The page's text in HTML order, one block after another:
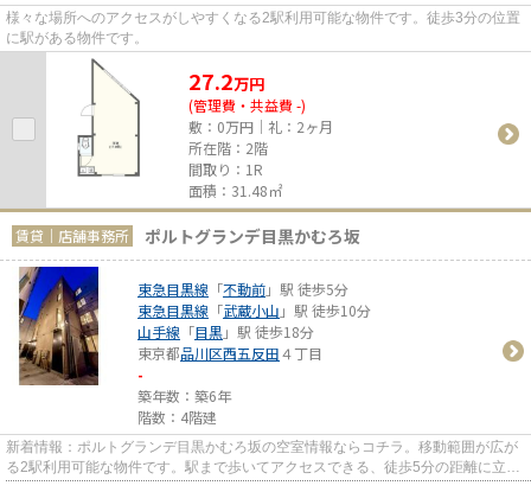
様々な場所へのアクセスがしやすくなる2駅利用可能な物件です。徒歩3分の位置
に駅がある物件です。
27.2万円
(管理費・共益費 -)
敷：0万円｜礼：2ヶ月
所在階：2階
間取り：1R
面積：31.48㎡
賃貸｜店舗事務所 ポルトグランデ目黒かむろ坂
東急目黒線 「不動前」駅 徒歩5分
東急目黒線 「武蔵小山 」駅 徒歩10分
山手線 「目黒」駅 徒歩18分
東京都品川区西五反田４丁目
-
築年数：築6年
階数：4階建
新着情報：ポルトグランデ目黒かむろ坂の空室情報ならコチラ。移動範囲が広が
る2駅利用可能な物件です。駅まで歩いてアクセスできる、徒歩5分の距離に立地